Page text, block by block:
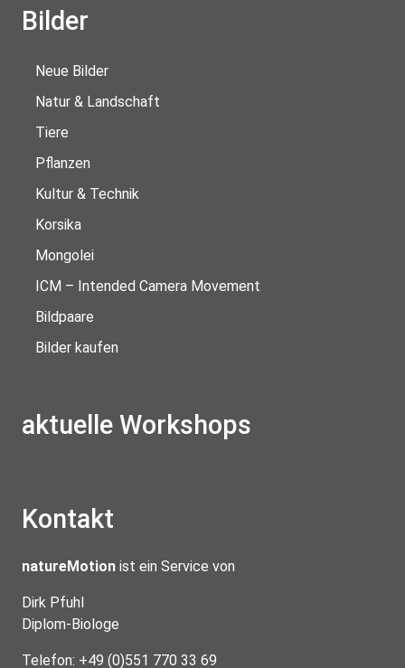
Bilder
Neue Bilder
Natur & Landschaft
Tiere
Pflanzen
Kultur & Technik
Korsika
Mongolei
ICM – Intended Camera Movement
Bildpaare
Bilder kaufen
aktuelle Workshops
Kontakt
natureMotion ist ein Service von
Dirk Pfuhl
Diplom-Biologe
Telefon: +49 (0)551 770 33 69